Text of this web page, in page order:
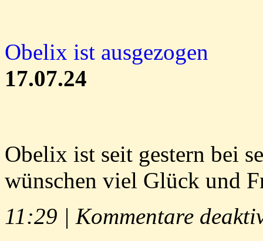
Obelix ist ausgezogen
17.07.24
Obelix ist seit gestern bei
wünschen viel Glück und
11:29 | Kommentare